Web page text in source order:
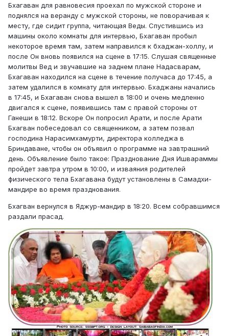
Бхагаван для равновесия проехал по мужской стороне и
поднялся на веранду с мужской стороны, не поворачивая к
месту, где сидит группа, читающая Веды. Спустившись из
машины около комнаты для интервью, Бхагаван пробыл
некоторое время там, затем направился к бхаджан-холлу, и
после Он вновь появился на сцене в 17:15. Слушая священные
молитвы Вед и звучавшие на заднем плане Надасварам,
Бхагаван находился на сцене в течение получаса до 17:45, а
затем удалился в комнату для интервью. Бхаджаны начались
в 17:45, и Бхагаван снова вышел в 18:00 и очень медленно
двигался к сцене, появившись там с правой стороны от
Ганеши в 18:12. Вскоре Он попросил Арати, и после Арати
Бхагван побеседовал со священником, а затем позвал
господина Нарасимхамурти, директора колледжа в
Бриндаване, чтобы он объявил о программе на завтрашний
день. Объявление было такое: Празднование Дня Ишвараммы
пройдет завтра утром в 10:00, и изваяния родителей
физического тела Бхагавана будут установлены в Самадхи-
мандире во время празднования.
Бхагван вернулся в Яджур-мандир в 18:20. Всем собравшимся
раздали прасад.